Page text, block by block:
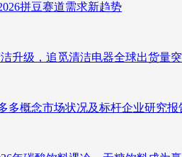
拼豆赛道需求新趋势
升级，追觅清洁电器全球出货量
多概念市场状况及标杆企业研究报